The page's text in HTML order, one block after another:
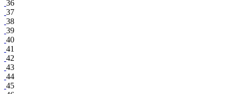
36
37
38
39
40
41
42
43
44
45